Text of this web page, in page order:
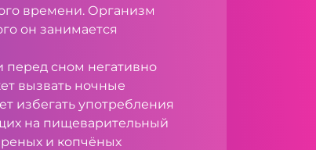
времени. Организм
он занимается
сном негативно
вызвать ночные
избегать употребления
на пищеварительный
и копчёных